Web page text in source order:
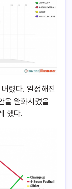
렸다. 일정해진
을 완화시켰을
했다.